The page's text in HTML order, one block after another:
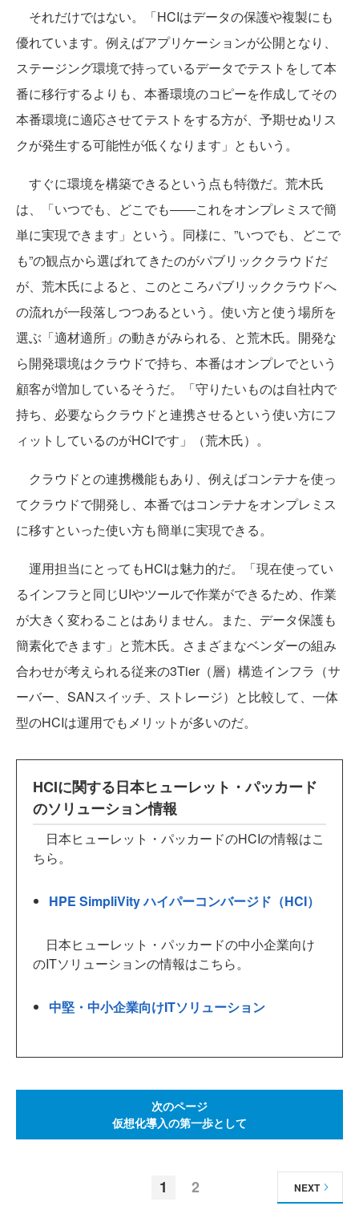
それだけではない。「HCIはデータの保護や複製にも
優れています。例えばアプリケーションが公開となり、
ステージング環境で持っているデータでテストをして本
番に移行するよりも、本番環境のコピーを作成してその
本番環境に適応させてテストをする方が、予期せぬリス
クが発生する可能性が低くなります」ともいう。
すぐに環境を構築できるという点も特徴だ。荒木氏
は、「いつでも、どこでも――これをオンプレミスで簡
単に実現できます」という。同様に、”いつでも、どこで
も”の観点から選ばれてきたのがパブリッククラウドだ
が、荒木氏によると、このところパブリッククラウドへ
の流れが一段落しつつあるという。使い方と使う場所を
選ぶ「適材適所」の動きがみられる、と荒木氏。開発な
ら開発環境はクラウドで持ち、本番はオンプレでという
顧客が増加しているそうだ。「守りたいものは自社内で
持ち、必要ならクラウドと連携させるという使い方にフ
ィットしているのがHCIです」（荒木氏）。
クラウドとの連携機能もあり、例えばコンテナを使っ
てクラウドで開発し、本番ではコンテナをオンプレミス
に移すといった使い方も簡単に実現できる。
運用担当にとってもHCIは魅力的だ。「現在使ってい
るインフラと同じUIやツールで作業ができるため、作業
が大きく変わることはありません。また、データ保護も
簡素化できます」と荒木氏。さまざまなベンダーの組み
合わせが考えられる従来の3Tier（層）構造インフラ（サ
ーバー、SANスイッチ、ストレージ）と比較して、一体
型のHCIは運用でもメリットが多いのだ。
HCIに関する日本ヒューレット・パッカード
のソリューション情報
日本ヒューレット・パッカードのHCIの情報はこ
ちら。
HPE SimpliVity ハイパーコンバージド（HCI）
日本ヒューレット・パッカードの中小企業向け
のITソリューションの情報はこちら。
中堅・中小企業向けITソリューション
次のページ
仮想化導入の第一歩として
1 2 NEXT